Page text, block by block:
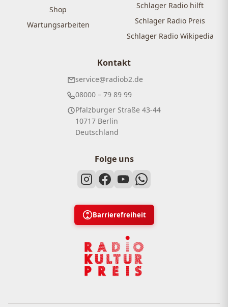
Shop
Wartungsarbeiten
Schlager Radio hilft
Schlager Radio Preis
Schlager Radio Wikipedia
Kontakt
service@radiob2.de
08000 – 79 89 99
Pfalzburger Straße 43-44
10717 Berlin
Deutschland
Folge uns
Barrierefreiheit